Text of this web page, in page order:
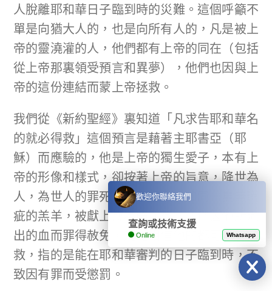
人脫離耶和華日子臨到時的災難。這個呼籲不
單是向猶大人的，也是向所有人的，凡是被上
帝的靈澆灌的人，他們都有上帝的同在（包括
從上帝那裏領受預言和異夢），他們也因與上
帝的這份連結而蒙上帝拯救。
我們從《新約聖經》裏知道「凡求告耶和華名
的就必得救」這個預言是藉著主耶書亞（耶
穌）而應驗的，他是上帝的獨生愛子，本有上
帝的形像和樣式，卻按著上帝的旨意，降世為
人，為世人的罪死在十字架上，如同一隻無瑕
疵的羔羊，被獻上成為贖罪祭。我們因他所流
出的血而罪得赦免，凡是相信他的都可以得拯
救，指的是能在耶和華審判的日子臨到時，不
致因有罪而受懲罰。
歡迎你聯絡我們
查詢或技術支援
Online Whatsapp